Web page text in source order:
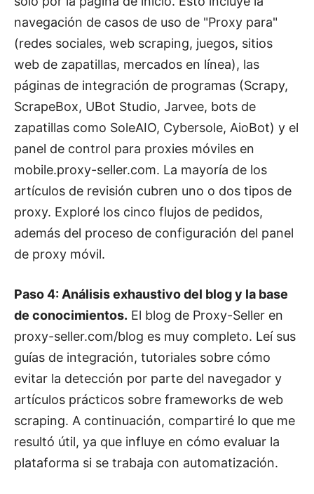
navegación de casos de uso de "Proxy para"
(redes sociales, web scraping, juegos, sitios
web de zapatillas, mercados en línea), las
páginas de integración de programas (Scrapy,
ScrapeBox, UBot Studio, Jarvee, bots de
zapatillas como SoleAIO, Cybersole, AioBot) y el
panel de control para proxies móviles en
mobile.proxy-seller.com. La mayoría de los
artículos de revisión cubren uno o dos tipos de
proxy. Exploré los cinco flujos de pedidos,
además del proceso de configuración del panel
de proxy móvil.
Paso 4: Análisis exhaustivo del blog y la base
de conocimientos. El blog de Proxy-Seller en
proxy-seller.com/blog es muy completo. Leí sus
guías de integración, tutoriales sobre cómo
evitar la detección por parte del navegador y
artículos prácticos sobre frameworks de web
scraping. A continuación, compartiré lo que me
resultó útil, ya que influye en cómo evaluar la
plataforma si se trabaja con automatización.